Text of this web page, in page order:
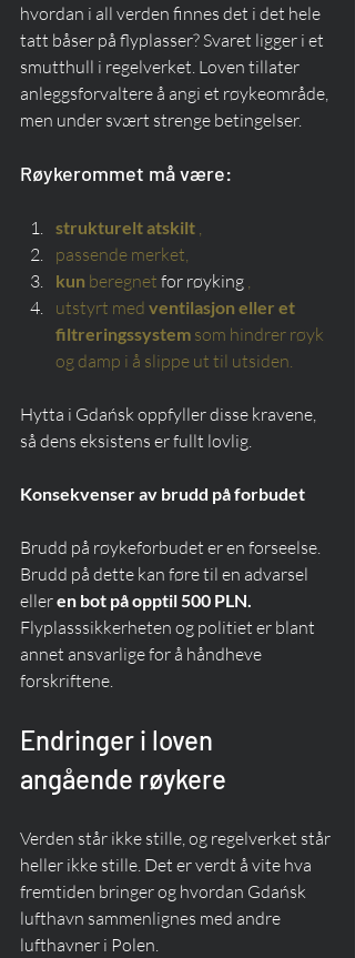
hvordan i all verden finnes det i det hele
tatt båser på flyplasser? Svaret ligger i et
smutthull i regelverket. Loven tillater
anleggsforvaltere å angi et røykeområde,
men under svært strenge betingelser.
Røykerommet må være:
strukturelt atskilt ,
passende merket,
kun beregnet for røyking ,
utstyrt med ventilasjon eller et
filtreringssystem som hindrer røyk
og damp i å slippe ut til utsiden.
Hytta i Gdańsk oppfyller disse kravene,
så dens eksistens er fullt lovlig.
Konsekvenser av brudd på forbudet
Brudd på røykeforbudet er en forseelse.
Brudd på dette kan føre til en advarsel
eller en bot på opptil 500 PLN.
Flyplasssikkerheten og politiet er blant
annet ansvarlige for å håndheve
forskriftene.
Endringer i loven
angående røykere
Verden står ikke stille, og regelverket står
heller ikke stille. Det er verdt å vite hva
fremtiden bringer og hvordan Gdańsk
lufthavn sammenlignes med andre
lufthavner i Polen.